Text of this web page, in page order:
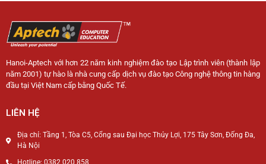
Hanoi-Aptech với hơn 22 năm kinh nghiệm đào tạo Lập trình viên (thành lập
năm 2001) tự hào là nhà cung cấp dịch vụ đào tạo Công nghệ thông tin hàng
đầu tại Việt Nam cấp bằng Quốc Tế.
LIÊN HỆ
Địa chỉ: Tầng 1, Tòa C5, Cổng sau Đại học Thủy Lợi, 175 Tây Sơn, Đống Đa,
Hà Nội